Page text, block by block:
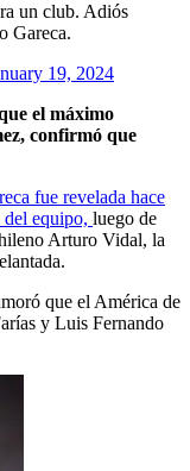
un club. Adiós
Gareca.
19, 2024
el máximo
confirmó que
fue revelada hace
equipo, luego de
Arturo Vidal, la
que el América de
y Luis Fernando